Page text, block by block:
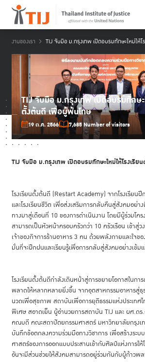
งานของเรา TIJ จับมือ ม.กรุงเทพ เปิดอบรมทักษะใหม่ให้
TIJ จับมือ ม.กรุงเทพ เปิดอบรมทักษะ
ตั้งต้นดี เพื่อผู้พ้นโทษ
19 ต.ค. 2566 7,685 Number of visitors
TIJ จับมือ ม.กรุงเทพ เปิดอบรมทักษะใหม่ให้โรงเรี
โรงเรียนตั้งต้นดี (Restart Academy) จากโรงเรียน
และโรงเรียนชีวิต เพื่อส่งเสริมการกลับคืนสู่สังคมอย่า
ทางมาสู่เดือนที่ 10 ของการดำเนินงาน โดยมีผู้ร่วมโคร
สามารถเป็นหัวหน้าครอบครัวกว่า 10 ครัวเรือน เข้าสู่
เจ้าของกิจการร้านอาหาร 3 คน ด้วยพลังกายและใจข
มั่นที่จะฝึกฝนและเรียนรู้เพื่อการกลับสู่สังคมอย่างเข้ม
โรงเรียนตั้งต้นดีกำลังเดินหน้าสู่การขยายโอกาสในกา
พลาดให้หลากหลายยิ่งขึ้น จากอุตสาหกรรมอาหารสู่ธุ
นวดเพื่อสุขภาพ สถาบันเพื่อการยุติธรรมแห่งประเทศ
พิเศษ สอาดเย็น ผู้อำนวยการสถาบัน TIJ และ ผศ.ด
คณบดี คณะสถาปัตยกรรมศาสตร์ มหาวิทยาลัยกรุงเ
บันทึกข้อตกลงความร่วมมือทางวิชาการ เพื่อสร้างระบ
ศาสตร์ของการออกแบบประสานเข้ากับศิลป์แห่งการใ
อันจะมีส่วนช่วยให้สังคมสามารถอยู่ร่วมกันกับผู้ก้าวพ